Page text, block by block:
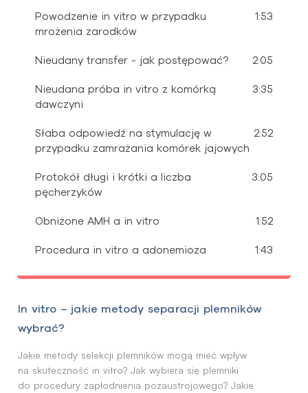
Powodzenie in vitro w przypadku
mrożenia zarodków
1:53
Nieudany transfer - jak postępować? 2:05
Nieudana próba in vitro z komórką
dawczyni
3:35
Słaba odpowiedź na stymulację w
przypadku zamrażania komórek jajowych
2:52
Protokół długi i krótki a liczba
pęcherzyków
3:05
Obniżone AMH a in vitro 1:52
Procedura in vitro a adonemioza 1:43
In vitro – jakie metody separacji plemników
wybrać?
Jakie metody selekcji plemników mogą mieć wpływ
na skuteczność in vitro? Jak wybiera się plemniki
do procedury zapłodnienia pozaustrojowego? Jakie